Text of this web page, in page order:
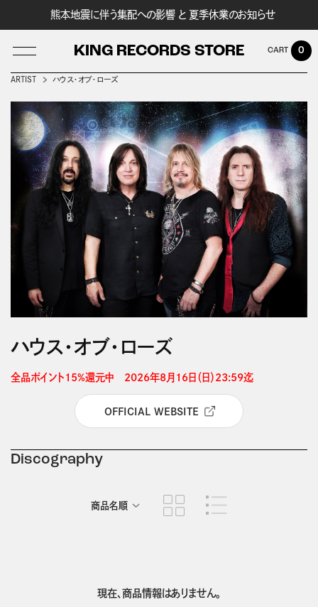
熊本地震に伴う集配への影響 と 夏季休業のお知らせ
KING RECORDS STORE
LOG IN
0
ARTIST ハウス・オブ・ローズ
ハウス・オブ・ローズ
全品ポイント15%還元中　2026年8月16日（日）23:59迄
OFFICIAL WEBSITE
Discography
商品名順
現在、商品情報はありません。